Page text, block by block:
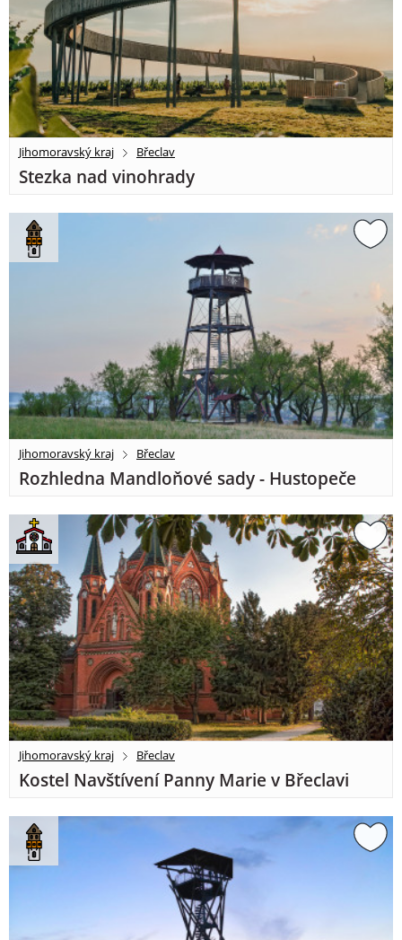
Jihomoravský kraj Břeclav
Stezka nad vinohrady
Jihomoravský kraj Břeclav
Rozhledna Mandloňové sady - Hustopeče
Jihomoravský kraj Břeclav
Kostel Navštívení Panny Marie v Břeclavi